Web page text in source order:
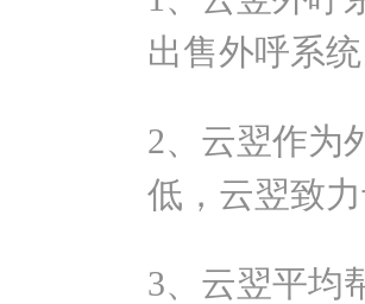
出售外呼系统
2、云翌作为
低，云翌致
3、云翌平均